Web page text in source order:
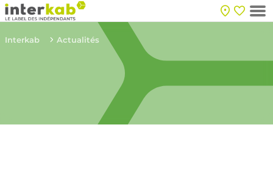
Interkab Actualités